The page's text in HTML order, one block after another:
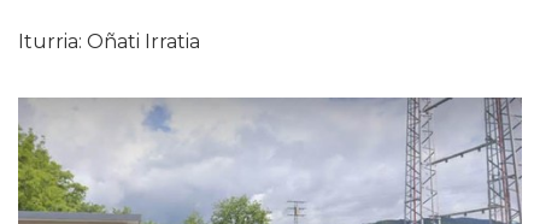
Iturria: Oñati Irratia